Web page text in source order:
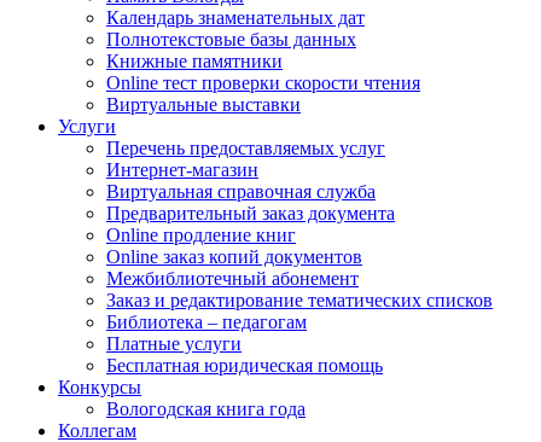
Календарь знаменательных дат
Полнотекстовые базы данных
Книжные памятники
Online тест проверки скорости чтения
Виртуальные выставки
Услуги
Перечень предоставляемых услуг
Интернет-магазин
Виртуальная справочная служба
Предварительный заказ документа
Online продление книг
Online заказ копий документов
Межбиблиотечный абонемент
Заказ и редактирование тематических списков
Библиотека – педагогам
Платные услуги
Бесплатная юридическая помощь
Конкурсы
Вологодская книга года
Коллегам